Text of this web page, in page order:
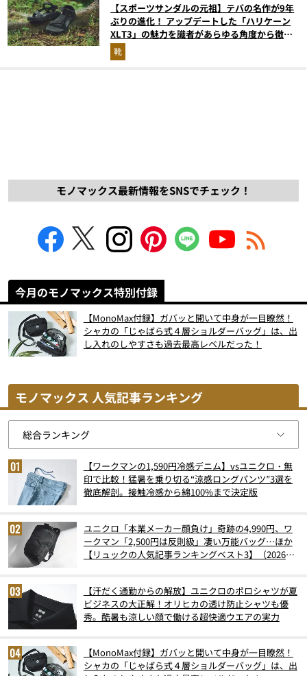
【スポーツサンダルの元祖】テバの名作が9年
ぶりの進化！ アップデートした「ハリケーン
XLT3」の魅力を識者があらゆる角度から徹底
解説！
靴
モノマックス最新情報をSNSでチェック！
今月のモノマックス特別付録
【MonoMax付録】ガバッと開いて中身が一目瞭然！
シャカの「じゃばら式４層ショルダーバッグ」は、出
し入れのしやすさも過去最高レベルだった！
モノマックス 人気記事ランキング
【ワークマンの1,590円冷感デニム】vsユニクロ・無
印で比較！猛暑を乗り切る“涼感ロングパンツ”3選を
徹底解剖。接触冷感から綿100%まで決定版
ユニクロ「本業メーカー顔負け」奇跡の4,990円、ワ
ークマン「2,500円は反則級」凄い万能バッグ…ほか
【リュックの人気記事ランキングベスト3】（2026年
【汗だく通勤からの解放】ユニクロのポロシャツが夏
ビジネスの大正解！オリヒカの透け防止シャツも優
秀。酷暑も涼しい顔で働ける超快適ウエアの実力
【MonoMax付録】ガバッと開いて中身が一目瞭然！
シャカの「じゃばら式４層ショルダーバッグ」は、出